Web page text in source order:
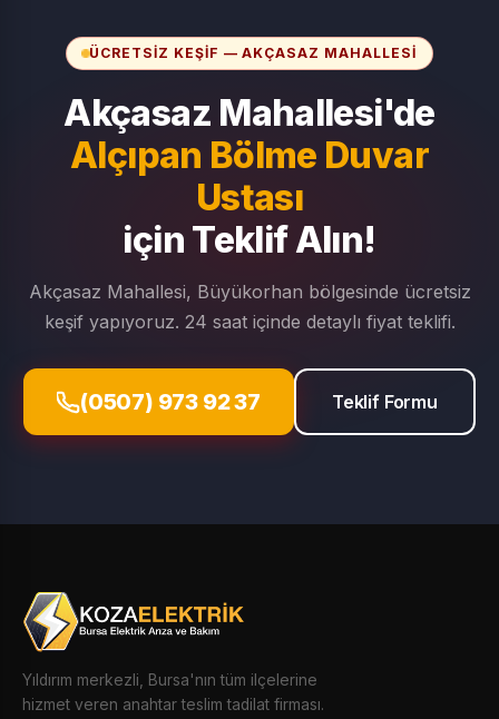
ÜCRETSIZ KEŞIF — AKÇASAZ MAHALLESI
Akçasaz Mahallesi'de
Alçıpan Bölme Duvar
Ustası
için Teklif Alın!
Akçasaz Mahallesi, Büyükorhan bölgesinde ücretsiz
keşif yapıyoruz. 24 saat içinde detaylı fiyat teklifi.
(0507) 973 92 37 Teklif Formu
Yıldırım merkezli, Bursa'nın tüm ilçelerine
hizmet veren anahtar teslim tadilat firması.